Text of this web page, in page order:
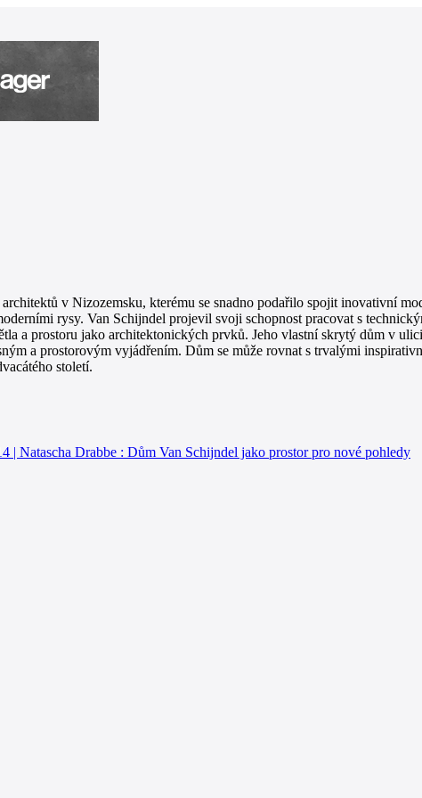
v Nizozemsku, kterému se snadno podařilo spojit inovativní
rysy. Van Schijndel projevil svoji schopnost pracovat s
a prostoru jako architektonických prvků. Jeho vlastní skrytý dům v ulici
a prostorovým vyjádřením. Dům se může rovnat s trvalými
století.
| Natascha Drabbe : Dům Van Schijndel jako prostor pro nové pohledy